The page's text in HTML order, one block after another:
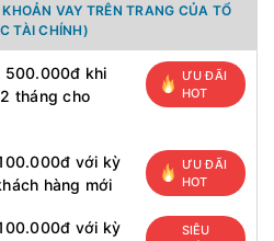
VAY TRÊN TRANG CỦA TỔ
TÀI CHÍNH)
500.000đ khi
tháng cho
ƯU ĐÃI
HOT
với kỳ
hàng mới
ƯU ĐÃI
HOT
với kỳ
SIÊU